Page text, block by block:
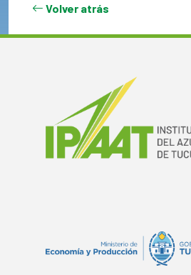
Volver atrás